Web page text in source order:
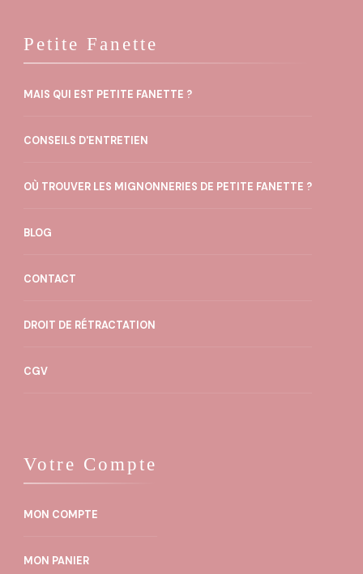
Petite Fanette
MAIS QUI EST PETITE FANETTE ?
CONSEILS D'ENTRETIEN
OÙ TROUVER LES MIGNONNERIES DE PETITE FANETTE ?
BLOG
CONTACT
DROIT DE RÉTRACTATION
CGV
Votre Compte
MON COMPTE
MON PANIER